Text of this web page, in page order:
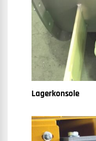
Lagerkonsole